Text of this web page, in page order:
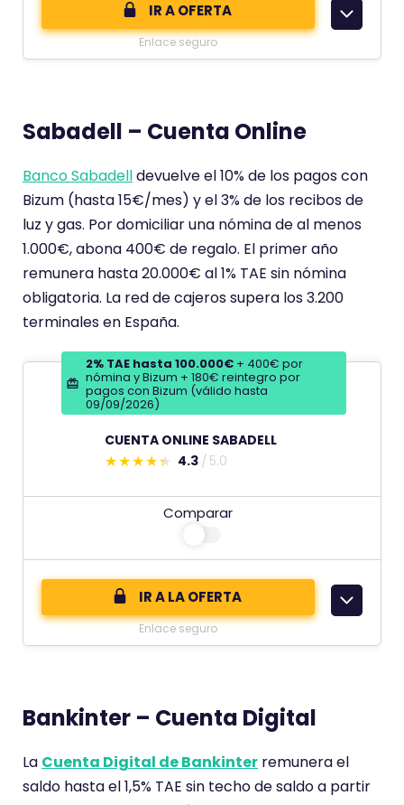
m
e
a
i
o
t
i
e
n
e
u
n
a
p
u
n
t
ó
n
IR A OFERTA
Enlace seguro
Sabadell – Cuenta Online
Banco Sabadelldevuelve el 10% de los pagos con
Bizum (hasta 15€/mes) y el 3% de los recibos de
luz y gas. Por domiciliar una nómina de al menos
1.000€, abona 400€ de regalo. El primer año
remunera hasta 20.000€ al 1% TAE sin nómina
obligatoria. La red de cajeros supera los 3.200
terminales en España.
2% TAE hasta 100.000€ + 400€ por
nómina y Bizum + 180€ reintegro por
pagos con Bizum (válido hasta
09/09/2026)
CUENTA ONLINE SABADELL
E
s
m
e
a
i
o
4.3 5.0
Comparar
IR A LA OFERTA
Enlace seguro
Bankinter – Cuenta Digital
La Cuenta Digital de Bankinter remunera el
saldo hasta el 1,5% TAE sin techo de saldo a partir